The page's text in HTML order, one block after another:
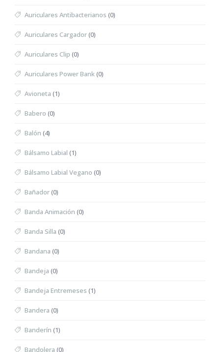
Auriculares Antibacterianos (0)
Auriculares Cargador(0)
Auriculares Clip (0)
Auriculares Power Bank(0)
Avioneta (1)
Babero (0)
Balón (4)
Bálsamo Labial (1)
Bálsamo Labial Vegano (0)
Bañador(0)
Banda Animación (0)
Banda Silla (0)
Bandana (0)
Bandeja (0)
Bandeja Entremeses (1)
Bandera (0)
Banderín (1)
Bandolera (0)